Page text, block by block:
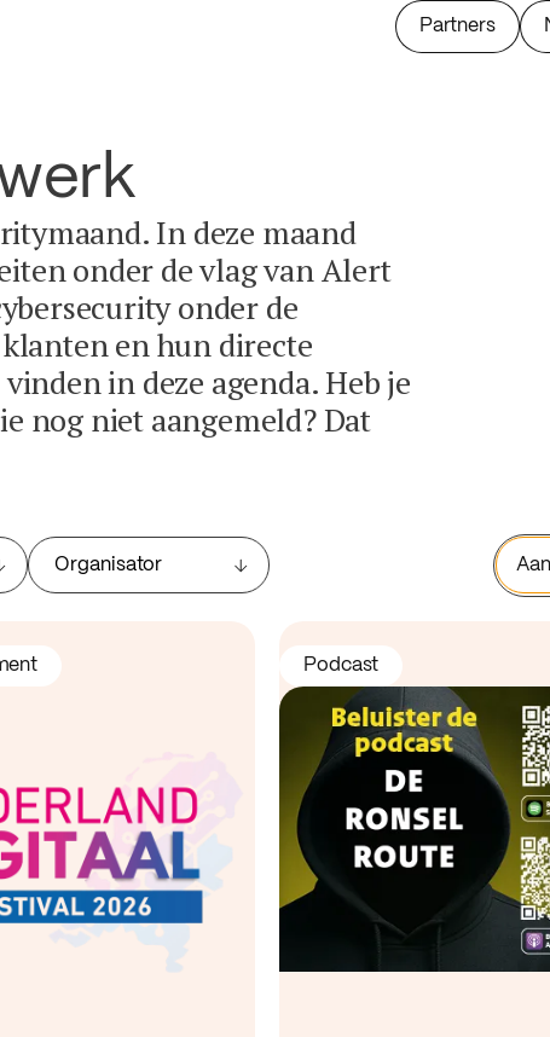
Partners
In deze maand
onder de vlag van Alert
onder de
en hun directe
in deze agenda. Heb je
nog niet aangemeld? Dat
Organisator
Podcast